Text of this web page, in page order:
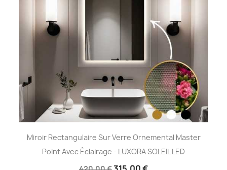
Miroir Rectangulaire Sur Verre Ornemental Master
Point Avec Éclairage - LUXORA SOLEIL LED